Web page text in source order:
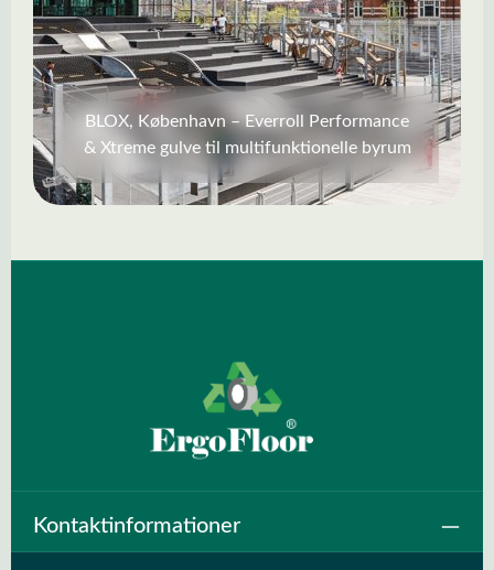
BLOX, København – Everroll Performance
& Xtreme gulve til multifunktionelle byrum
Kontaktinformationer